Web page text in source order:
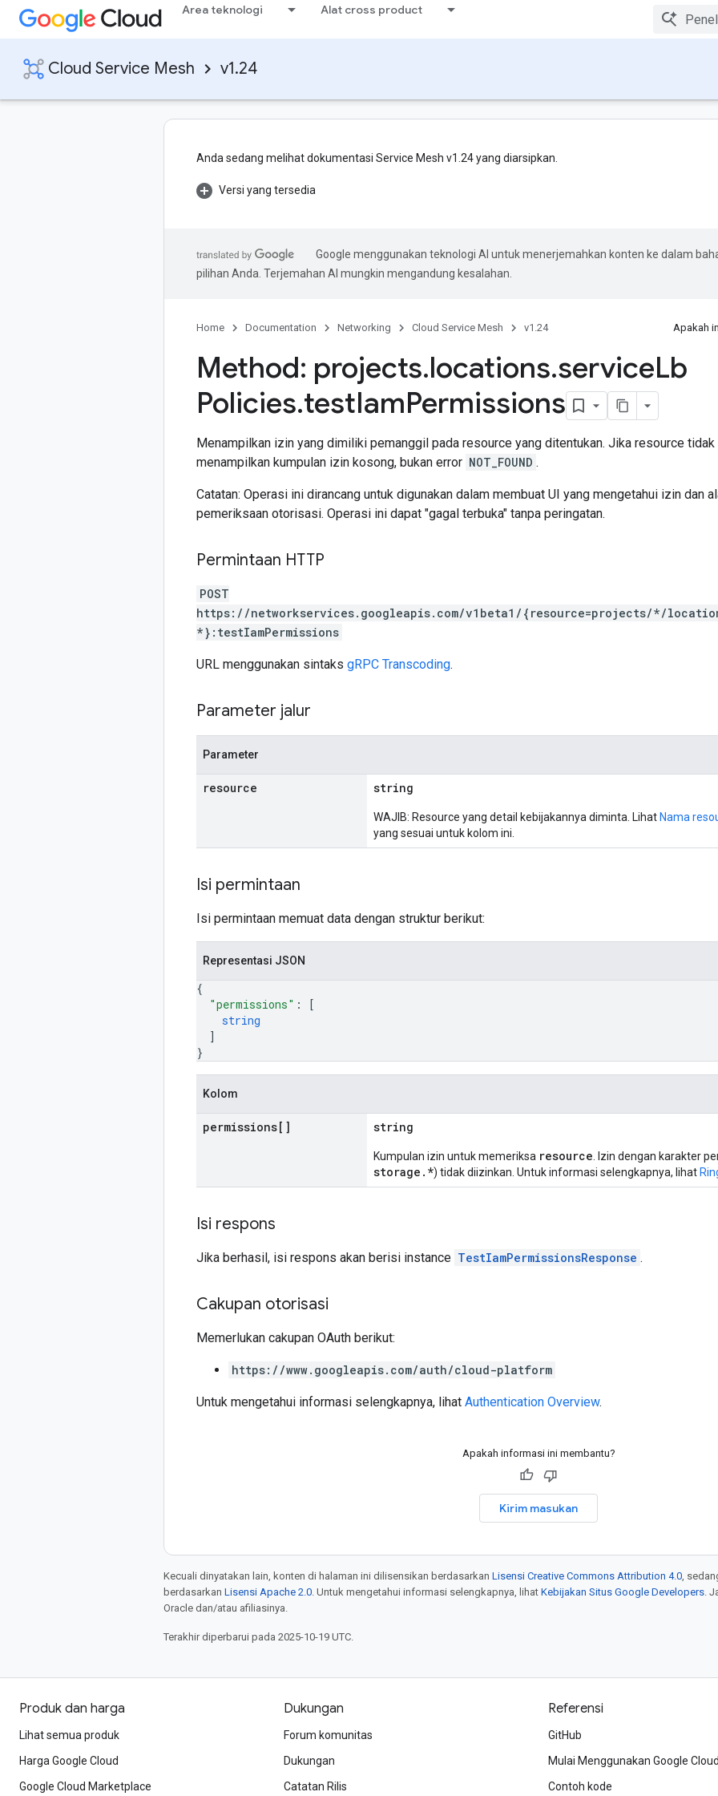
Area teknologi Alat cross product
Cloud Service Mesh v1.24
Anda sedang melihat dokumentasi Service Mesh v1.24 yang diarsipkan.
Versi yang tersedia
Google menggunakan teknologi AI untuk menerjemahkan konten ke dalam
pilihan Anda. Terjemahan AI mungkin mengandung kesalahan.
Home Documentation Networking Cloud Service Mesh v1.24 Apakah
Method: projects.locations.serviceLb
Policies.testIamPermissions
Menampilkan izin yang dimiliki pemanggil pada resource yang ditentukan. Jika resource tidak
menampilkan kumpulan izin kosong, bukan error NOT_FOUND .
Catatan: Operasi ini dirancang untuk digunakan dalam membuat UI yang mengetahui izin dan
pemeriksaan otorisasi. Operasi ini dapat "gagal terbuka" tanpa peringatan.
Permintaan HTTP
POST
https://networkservices.googleapis.com/v1beta1/{resource=projects/*/
*}:testIamPermissions
URL menggunakan sintaks gRPC Transcoding.
Parameter jalur
Parameter
resource string
WAJIB: Resource yang detail kebijakannya diminta. Lihat Nama
yang sesuai untuk kolom ini.
Isi permintaan
Isi permintaan memuat data dengan struktur berikut:
Representasi JSON
{
"permissions" :
[
string
]
}
Kolom
permissions[] string
Kumpulan izin untuk memeriksa resource . Izin dengan karakter
storage.*) tidak diizinkan. Untuk informasi selengkapnya, lihat
Isi respons
Jika berhasil, isi respons akan berisi instance TestIamPermissionsResponse .
Cakupan otorisasi
Memerlukan cakupan OAuth berikut:
https://www.googleapis.com/auth/cloud-platform
Untuk mengetahui informasi selengkapnya, lihat Authentication Overview.
Apakah informasi ini membantu?
Kirim masukan
Kecuali dinyatakan lain, konten di halaman ini dilisensikan berdasarkan Lisensi Creative Commons Attribution 4.0,
berdasarkan Lisensi Apache 2.0. Untuk mengetahui informasi selengkapnya, lihat Kebijakan Situs Google Developers.
Oracle dan/atau afiliasinya.
Terakhir diperbarui pada 2025-10-19 UTC.
Produk dan harga
Lihat semua produk
Harga Google Cloud
Google Cloud Marketplace
Dukungan
Forum komunitas
Dukungan
Catatan Rilis
Referensi
GitHub
Mulai Menggunakan Google Cloud
Contoh kode